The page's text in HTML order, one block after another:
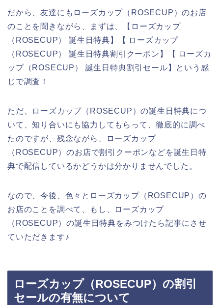
だから、友達にもローズカップ（ROSECUP）のお店
のことを聞きながら、まずは、【ローズカップ
（ROSECUP） 誕生日特典】【 ローズカップ
（ROSECUP） 誕生日特典割引クーポン】【 ローズカ
ップ（ROSECUP） 誕生日特典割引セール】という感
じで調査！
ただ、ローズカップ（ROSECUP）の誕生日特典につ
いて、知り合いにも協力してもらって、徹底的に調べ
たのですが、残念ながら、ローズカップ
（ROSECUP）のお店で割引クーポンなどを誕生日特
典で配信しているかどうかは分かりませんでした。
なので、今後、色々とローズカップ（ROSECUP）の
お店のことを調べて、もし、ローズカップ
（ROSECUP）の誕生日特典をみつけたら記事にさせ
ていただきます♪
ローズカップ（ROSECUP）の割引
セールの有無について